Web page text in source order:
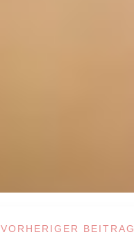
VORHERIGER BEITRAG